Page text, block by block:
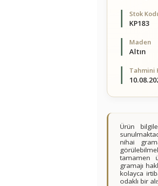
Stok
KP183
Maden
Altın
Tahmini
Ürün
nihai
tamamen
gramajı
kolayca
odaklı bir